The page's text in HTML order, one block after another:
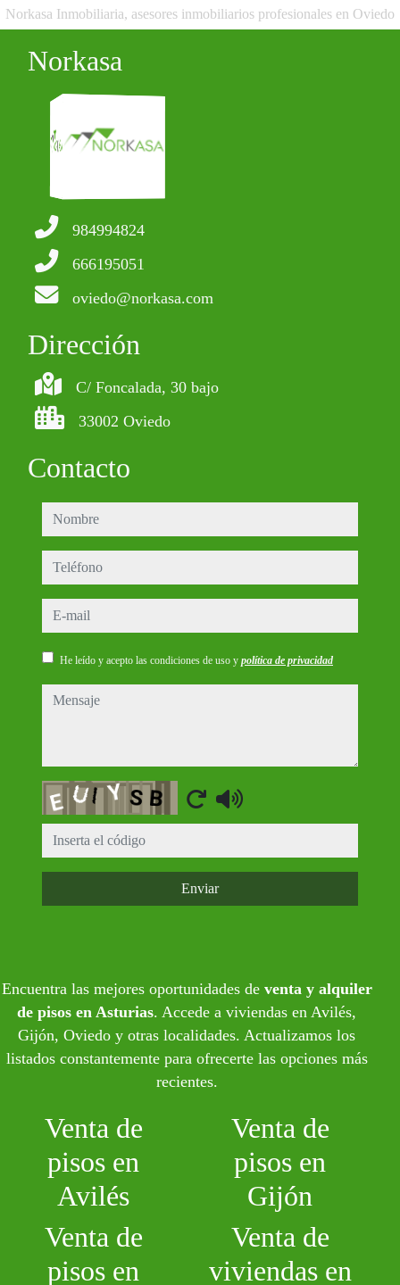
Norkasa Inmobiliaria, asesores inmobiliarios profesionales en Oviedo
Norkasa
984994824
666195051
oviedo@norkasa.com
Dirección
C/ Foncalada, 30 bajo
33002 Oviedo
Contacto
nombre
teléfono
e-mail
He leído y acepto las condiciones de uso y política de privacidad
mensaje
Captcha
Enviar
Encuentra las mejores oportunidades de venta y alquiler
de pisos en Asturias. Accede a viviendas en Avilés,
Gijón, Oviedo y otras localidades. Actualizamos los
listados constantemente para ofrecerte las opciones más
recientes.
Venta de
pisos en
Avilés
Venta de
pisos en
Gijón
Venta de
pisos en
Venta de
viviendas en